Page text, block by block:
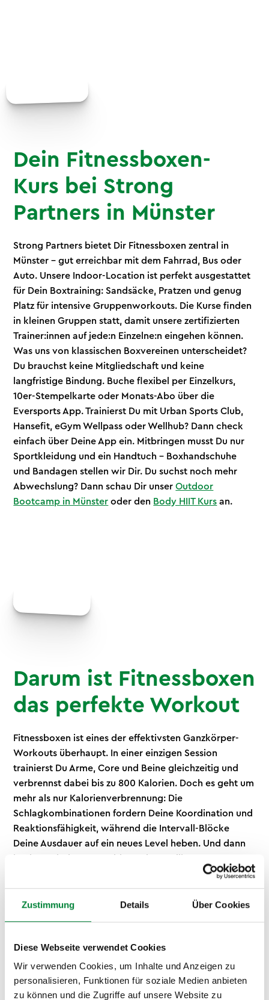
Zustimmung Details Über Cookies
Diese Webseite verwendet Cookies
Wir verwenden Cookies, um Inhalte und Anzeigen zu
personalisieren, Funktionen für soziale Medien anbieten
zu können und die Zugriffe auf unsere Website zu
Dein Fitnessboxen-
Kurs bei Strong
Partners in Münster
Strong Partners bietet Dir Fitnessboxen zentral in
Münster – gut erreichbar mit dem Fahrrad, Bus oder
Auto. Unsere Indoor-Location ist perfekt ausgestattet
für Dein Boxtraining: Sandsäcke, Pratzen und genug
Platz für intensive Gruppenworkouts. Die Kurse finden
in kleinen Gruppen statt, damit unsere zertifizierten
Trainer:innen auf jede:n Einzelne:n eingehen können.
Was uns von klassischen Boxvereinen unterscheidet?
Du brauchst keine Mitgliedschaft und keine
langfristige Bindung. Buche flexibel per Einzelkurs,
10er-Stempelkarte oder Monats-Abo über die
Eversports App. Trainierst Du mit Urban Sports Club,
Hansefit, eGym Wellpass oder Wellhub? Dann check
einfach über Deine App ein. Mitbringen musst Du nur
Sportkleidung und ein Handtuch – Boxhandschuhe
und Bandagen stellen wir Dir. Du suchst noch mehr
Abwechslung? Dann schau Dir unserOutdoor
Bootcamp in Münster oder den Body HIIT Kurs an.
Darum ist Fitnessboxen
das perfekte Workout
Fitnessboxen ist eines der effektivsten Ganzkörper-
Workouts überhaupt. In einer einzigen Session
trainierst Du Arme, Core und Beine gleichzeitig und
verbrennst dabei bis zu 800 Kalorien. Doch es geht um
mehr als nur Kalorienverbrennung: Die
Schlagkombinationen fordern Deine Koordination und
Reaktionsfähigkeit, während die Intervall-Blöcke
Deine Ausdauer auf ein neues Level heben. Und dann
Auspowern am Sandsack ist besser als jede
Meditation. Mit jeder Einheit lernst Du echte
Boxtechnik, spürst Fortschritt und baust
Selbstvertrauen auf. Fitnessboxen ergänzt sich
noch mehr Ausdauer oder mitYoga in Münster
Ausgleich für Körper und Geist.